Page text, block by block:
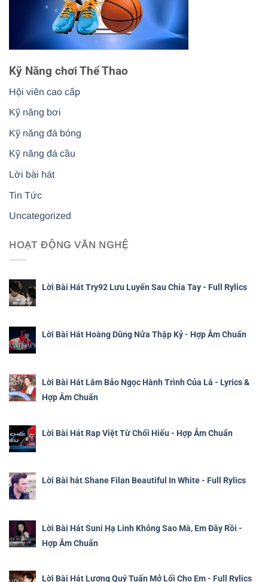
Kỹ Năng chơi Thể Thao
Hội viên cao cấp
Kỹ năng bơi
Kỹ năng đá bóng
Kỹ năng đá cầu
Lời bài hát
Tin Tức
Uncategorized
HOẠT ĐỘNG VĂN NGHỆ
Lời Bài Hát Try92 Lưu Luyến Sau Chia Tay - Full Rylics
Lời Bài Hát Hoàng Dũng Nửa Thập Kỷ - Hợp Âm Chuẩn
Lời Bài Hát Lâm Bảo Ngọc Hành Trình Của Lá - Lyrics &
Hợp Âm Chuẩn
Lời Bài Hát Rap Việt Từ Chối Hiểu - Hợp Âm Chuẩn
Lời Bài hát Shane Filan Beautiful In White - Full Rylics
Lời Bài Hát Suni Hạ Linh Không Sao Mà, Em Đây Rồi -
Hợp Âm Chuẩn
Lời Bài Hát Lương Quý Tuấn Mở Lối Cho Em - Full Rylics